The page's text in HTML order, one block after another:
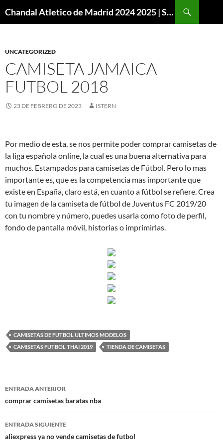
Chandal Atletico de Madrid 2024 2025 | SuperVigo
UNCATEGORIZED
CAMISETA JAMAICA
FUTBOL 2018
23 DE FEBRERO DE 2023 ISTERN
Por medio de esta, se nos permite poder comprar camisetas de
la liga española online, la cual es una buena alternativa para
muchos. Estampados para camisetas de Fútbol. Pero lo mas
importante es, que es la competencia mas importante que
existe en España, claro está, en cuanto a fútbol se refiere. Crea
tu imagen de la camiseta de fútbol de Juventus FC 2019/20
con tu nombre y número, puedes usarla como foto de perfil,
fondo de pantalla móvil, historias o imprimirlas.
CAMISETAS DE FUTBOL ULTIMOS MODELOS
CAMISETAS FUTBOL THAI 2019
TIENDA DE CAMISETAS
Navegación
de
entradas
ENTRADA ANTERIOR
comprar camisetas baratas nba
ENTRADA SIGUIENTE
aliexpress ya no vende camisetas de futbol